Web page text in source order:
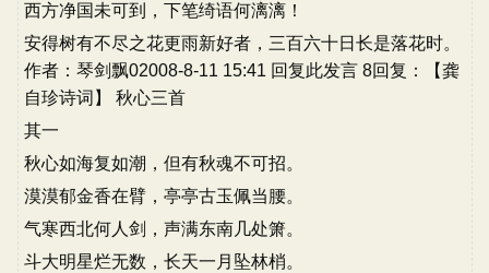
西方净国未可到，下笔绮语何漓漓！
安得树有不尽之花更雨新好者，三百六十日长是落花时。
作者：琴剑飘02008-8-11 15:41 回复此发言 8回复：【龚
自珍诗词】 秋心三首
其一
秋心如海复如潮，但有秋魂不可招。
漠漠郁金香在臂，亭亭古玉佩当腰。
气寒西北何人剑，声满东南几处箫。
斗大明星烂无数，长天一月坠林梢。